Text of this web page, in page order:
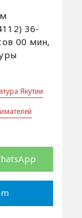
36-
00 мин,
Якутии